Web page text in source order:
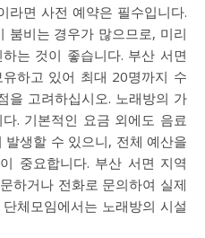
라면 사전 예약은 필수입니다.
붐비는 경우가 많으므로, 미리
는 것이 좋습니다. 부산 서면
하고 있어 최대 20명까지 수
을 고려하십시오. 노래방의 가
. 기본적인 요금 외에도 음료
생할 수 있으니, 전체 예산을
중요합니다. 부산 서면 지역
하거나 전화로 문의하여 실제
체모임에서는 노래방의 시설